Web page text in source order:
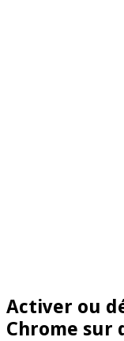
Activer ou
Chrome sur